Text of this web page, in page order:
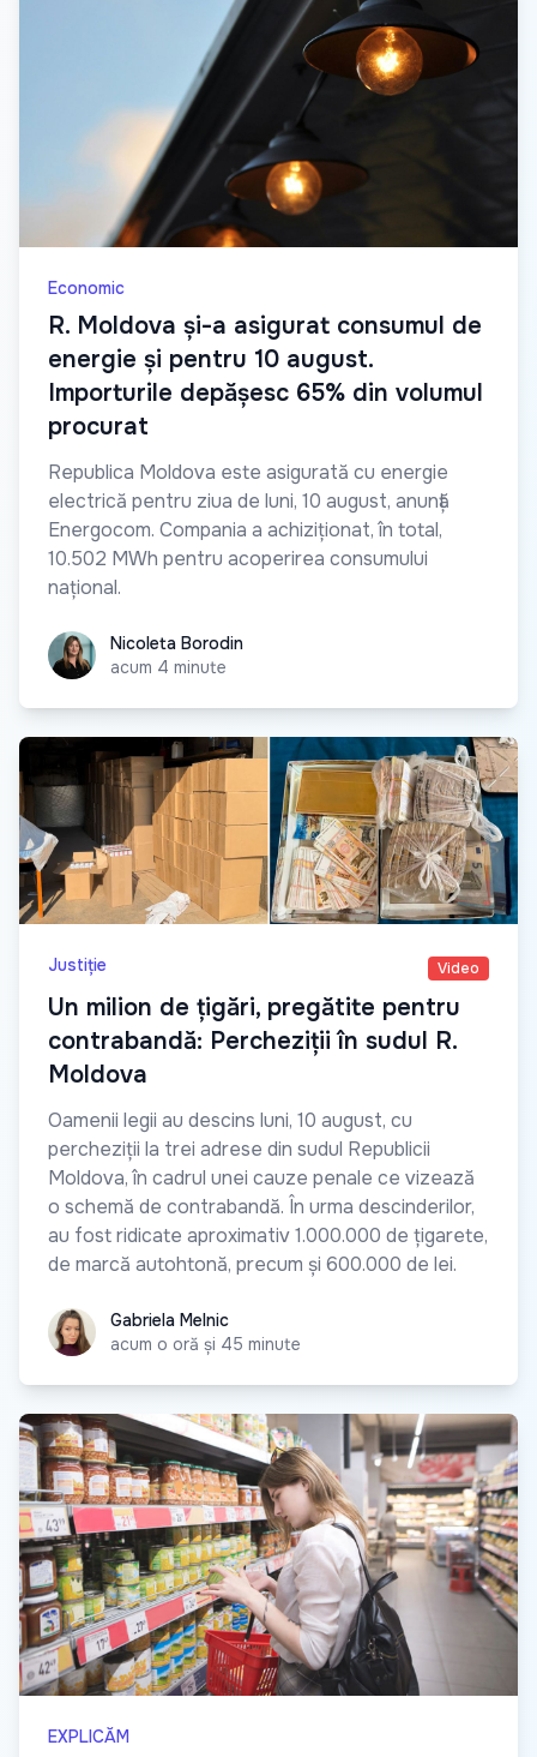
Economic
R. Moldova și-a asigurat consumul de
energie și pentru 10 august.
Importurile depășesc 65% din volumul
procurat
Republica Moldova este asigurată cu energie
electrică pentru ziua de luni, 10 august, anunță
Energocom. Compania a achiziționat, în total,
10.502 MWh pentru acoperirea consumului
național.
Nicoleta Borodin
Nicoleta Borodin
acum 4 minute
Justiție Video
Un milion de țigări, pregătite pentru
contrabandă: Percheziții în sudul R.
Moldova
Oamenii legii au descins luni, 10 august, cu
percheziții la trei adrese din sudul Republicii
Moldova, în cadrul unei cauze penale ce vizează
o schemă de contrabandă. În urma descinderilor,
au fost ridicate aproximativ 1.000.000 de țigarete,
de marcă autohtonă, precum și 600.000 de lei.
Gabriela Melnic
Gabriela Melnic
acum o oră și 45 minute
EXPLICĂM